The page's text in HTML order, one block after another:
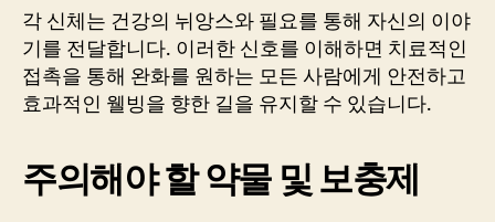
각 신체는 건강의 뉘앙스와 필요를 통해 자신의 이야
기를 전달합니다. 이러한 신호를 이해하면 치료적인
접촉을 통해 완화를 원하는 모든 사람에게 안전하고
효과적인 웰빙을 향한 길을 유지할 수 있습니다.
주의해야 할 약물 및 보충제